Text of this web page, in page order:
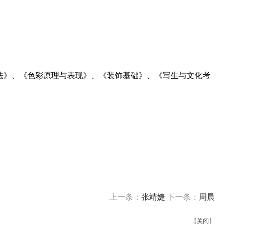
、《色彩原理与表现》、《装饰基础》、《写生与文化考
上一条： 张靖婕 下一条： 周晨
【 关闭 】